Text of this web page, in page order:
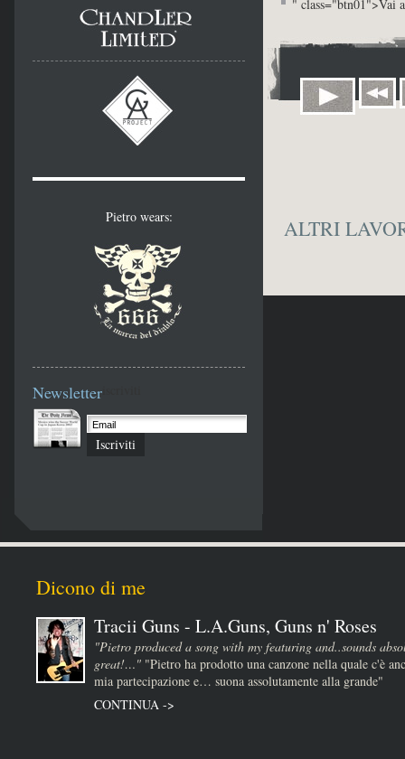
" class="btn01">Vai
ALTRI
Pietro wears:
Newsletter
Iscriviti
Dicono di me
Tracii Guns - L.A.Guns, Guns n' Roses
"Pietro produced a song with my featuring and..sounds
great!…" "Pietro ha prodotto una canzone nella quale c'è
mia partecipazione e… suona assolutamente alla grande"
CONTINUA ->